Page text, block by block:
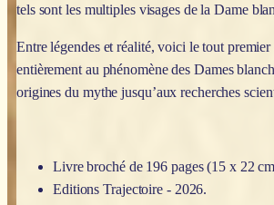
tels sont les multiples visages de la Dame
Entre légendes et réalité, voici le tout premier
entièrement au phénomène des Dames
origines du mythe jusqu’aux recherches
Livre broché de 196 pages (15 x 22
Editions Trajectoire - 2026.